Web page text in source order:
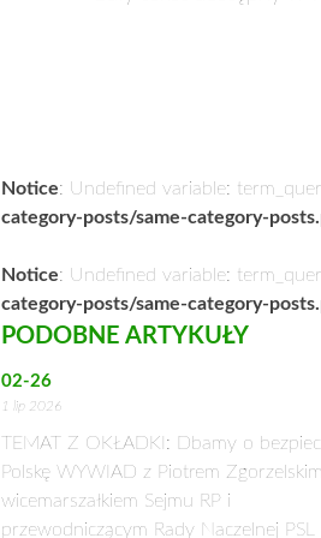
Notice: Undefined variable:
category-posts/same-category-
Notice: Undefined variable:
category-posts/same-category-
PODOBNE ARTYKUŁY
02-26
1 lip 2026
TEMAT Z OKŁADKI: Dbamy o
Polskę WYWIAD z Piotrem
wicemarszałkiem Sejmu RP i
przewodniczącym Rady Naczelnej PSL